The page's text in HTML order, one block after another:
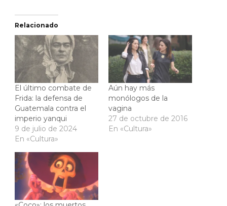
Relacionado
El último combate de
Frida: la defensa de
Guatemala contra el
imperio yanqui
9 de julio de 2024
En «Cultura»
Aún hay más
monólogos de la
vagina
27 de octubre de 2016
En «Cultura»